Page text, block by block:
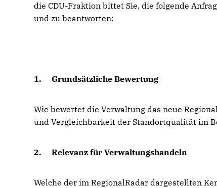
die CDU-Fraktion bittet Sie, die folgende
und zu beantworten:
1.Grundsätzliche Bewertung
Wie bewertet die Verwaltung das neue
und Vergleichbarkeit der Standortqualität im
2.Relevanz für Verwaltungshandeln
Welche der im RegionalRadar dargestellten